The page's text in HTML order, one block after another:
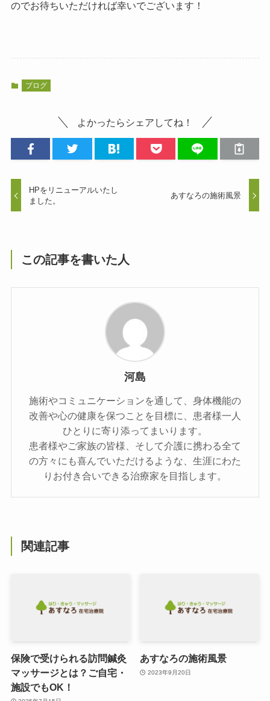
のでお待ちいただければ幸いでございます！
ブログ
よかったらシェアしてね！
HPをリニューアルいたし
ました。
あすなろの施術風景
この記事を書いた人
河島
施術やコミュニケーションを通して、身体機能の
改善や心の健康を保つことを目標に、患者様一人
ひとりに寄り添ってまいります。
患者様やご家族の皆様、そして介護に携わる全て
の方々にも喜んでいただけるような、生涯にわた
りお付き合いできる治療家を目指します。
関連記事
保険で受けられる訪問鍼灸
マッサージとは？ご自宅・
施設でもOK！
あすなろの施術風景
2023年9月20日